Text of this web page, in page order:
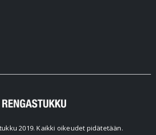
2019. Kaikki oikeudet pidätetään.